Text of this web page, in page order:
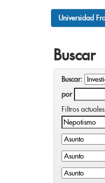
Universidad
Buscar
Buscar:
por
Filtros